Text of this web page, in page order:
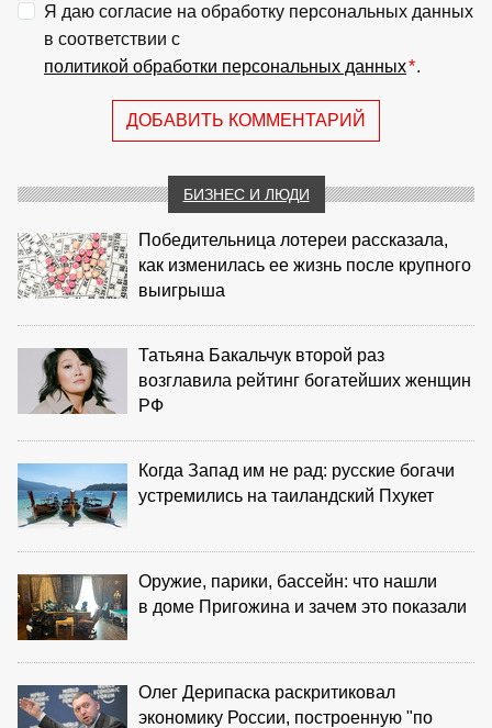
Я даю согласие на обработку персональных данных
в соответствии с
политикой обработки персональных данных*.
ДОБАВИТЬ КОММЕНТАРИЙ
БИЗНЕС И ЛЮДИ
Победительница лотереи рассказала,
как изменилась ее жизнь после крупного
выигрыша
Татьяна Бакальчук второй раз
возглавила рейтинг богатейших женщин
РФ
Когда Запад им не рад: русские богачи
устремились на таиландский Пхукет
Оружие, парики, бассейн: что нашли
в доме Пригожина и зачем это показали
Олег Дерипаска раскритиковал
экономику России, построенную "по